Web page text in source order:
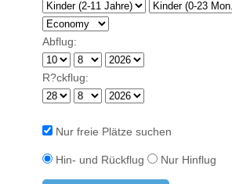
Abflug:
R?ckflug:
Nur freie Plätze suchen
Hin- und Rückflug Nur Hinflug